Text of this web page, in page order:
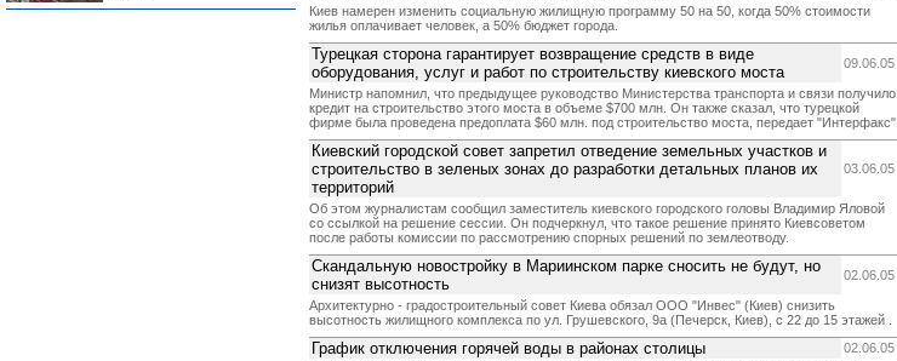
Киев намерен изменить социальную жилищную программу 50 на 50, когда 50% стоимости
жилья оплачивает человек, а 50% бюджет города.
Турецкая сторона гарантирует возвращение средств в виде
оборудования, услуг и работ по строительству киевского моста
09.06.05
Министр напомнил, что предыдущее руководство Министерства транспорта и связи получило
кредит на строительство этого моста в объеме $700 млн. Он также сказал, что турецкой
фирме была проведена предоплата $60 млн. под строительство моста, передает "Интерфакс".
Киевский городской совет запретил отведение земельных участков и
строительство в зеленых зонах до разработки детальных планов их
территорий
03.06.05
Об этом журналистам сообщил заместитель киевского городского головы Владимир Яловой
со ссылкой на решение сессии. Он подчеркнул, что такое решение принято Киевсоветом
после работы комиссии по рассмотрению спорных решений по землеотводу.
Скандальную новостройку в Мариинском парке сносить не будут, но
снизят высотность
02.06.05
Архитектурно - градостроительный совет Киева обязал ООО "Инвес" (Киев) снизить
высотность жилищного комплекса по ул. Грушевского, 9а (Печерск, Киев), с 22 до 15 этажей .
График отключения горячей воды в районах столицы
02.06.05